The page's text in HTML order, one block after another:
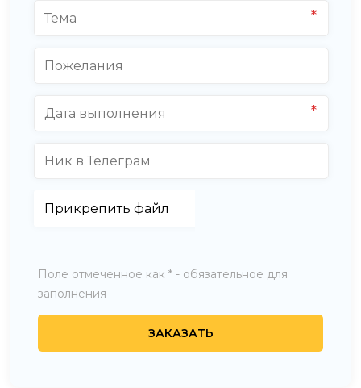
Поле отмеченное как * - обязательное для
заполнения